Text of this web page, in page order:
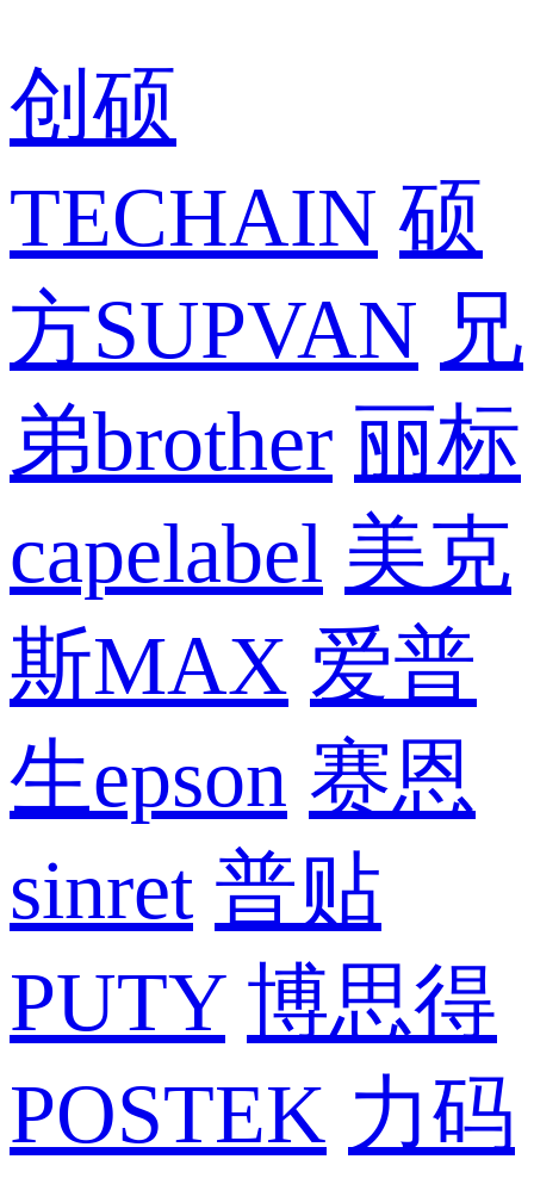
创硕
TECHAIN 硕
方SUPVAN 兄
弟brother 丽标
capelabel 美克
斯MAX 爱普
生epson 赛恩
sinret 普贴
PUTY 博思得
POSTEK 力码